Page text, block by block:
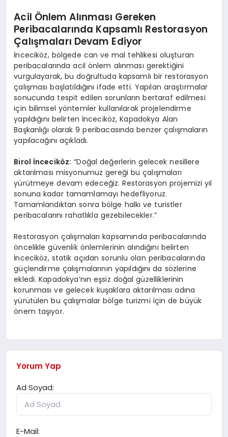
Acil Önlem Alınması Gereken
Peribacalarında Kapsamlı Restorasyon
Çalışmaları Devam Ediyor
İnceciköz, bölgede can ve mal tehlikesi oluşturan
peribacalarında acil önlem alınması gerektiğini
vurgulayarak, bu doğrultuda kapsamlı bir restorasyon
çalışması başlatıldığını ifade etti. Yapılan araştırmalar
sonucunda tespit edilen sorunların bertaraf edilmesi
için bilimsel yöntemler kullanılarak projelendirme
yapıldığını belirten İnceciköz, Kapadokya Alan
Başkanlığı olarak 9 peribacasında benzer çalışmaların
yapılacağını açıkladı.
Birol İnceciköz: “Doğal değerlerin gelecek nesillere
aktarılması misyonumuz gereği bu çalışmaları
yürütmeye devam edeceğiz. Restorasyon projemizi yıl
sonuna kadar tamamlamayı hedefliyoruz.
Tamamlandıktan sonra bölge halkı ve turistler
peribacalarını rahatlıkla gezebilecekler.”
Restorasyon çalışmaları kapsamında peribacalarında
öncelikle güvenlik önlemlerinin alındığını belirten
İnceciköz, statik açıdan sorunlu olan peribacalarında
güçlendirme çalışmalarının yapıldığını da sözlerine
ekledi. Kapadokya’nın eşsiz doğal güzelliklerinin
korunması ve gelecek kuşaklara aktarılması adına
yürütülen bu çalışmalar bölge turizmi için de büyük
önem taşıyor.
Yorum Yap
Ad Soyad:
E-Mail: